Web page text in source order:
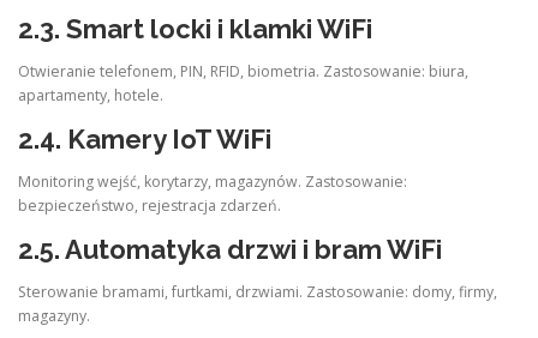
2.3. Smart locki i klamki WiFi
Otwieranie telefonem, PIN, RFID, biometria. Zastosowanie: biura,
apartamenty, hotele.
2.4. Kamery IoT WiFi
Monitoring wejść, korytarzy, magazynów. Zastosowanie:
bezpieczeństwo, rejestracja zdarzeń.
2.5.Automatyka drzwi i bram WiFi
Sterowanie bramami, furtkami, drzwiami. Zastosowanie: domy, firmy,
magazyny.